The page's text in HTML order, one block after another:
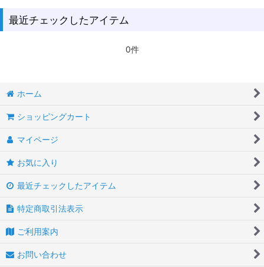
最近チェックしたアイテム
0件
ホーム
ショッピングカート
マイページ
お気に入り
最近チェックしたアイテム
特定商取引法表示
ご利用案内
お問い合わせ